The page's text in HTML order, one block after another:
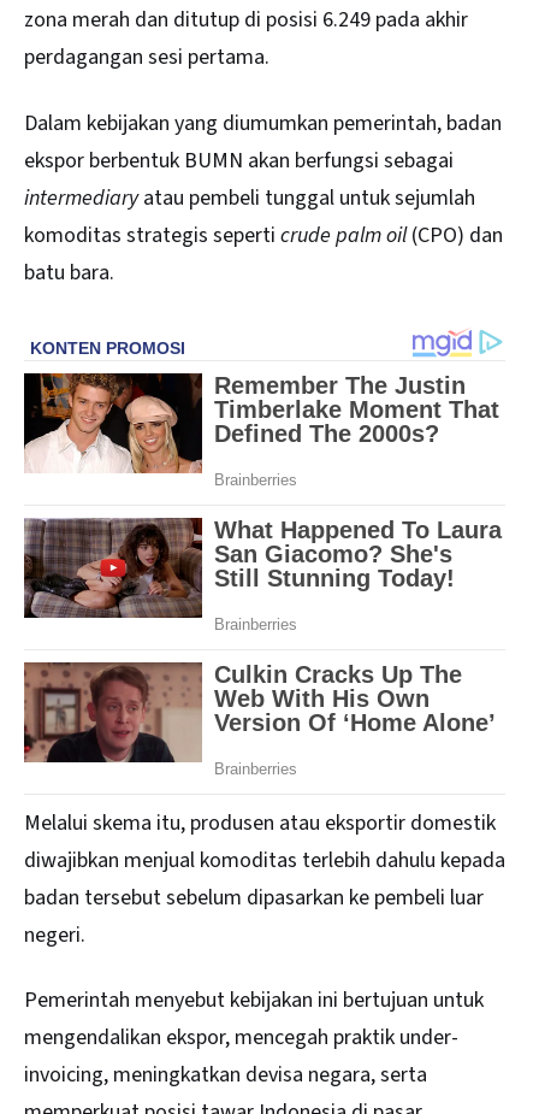
zona merah dan ditutup di posisi 6.249 pada akhir
perdagangan sesi pertama.
Dalam kebijakan yang diumumkan pemerintah, badan
ekspor berbentuk BUMN akan berfungsi sebagai
intermediaryatau pembeli tunggal untuk sejumlah
komoditas strategis seperti crude palm oil(CPO) dan
batu bara.
Melalui skema itu, produsen atau eksportir domestik
diwajibkan menjual komoditas terlebih dahulu kepada
badan tersebut sebelum dipasarkan ke pembeli luar
negeri.
Pemerintah menyebut kebijakan ini bertujuan untuk
mengendalikan ekspor, mencegah praktik under-
invoicing, meningkatkan devisa negara, serta